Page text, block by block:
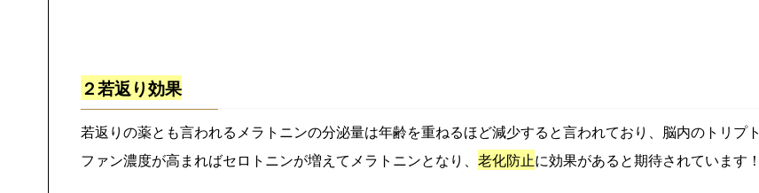
２若返り効果
若返りの薬とも言われるメラトニンの分泌量は年齢を重ねるほど減少すると言われており、脳内のトリプト
ファン濃度が高まればセロトニンが増えてメラトニンとなり、 老化防止に効果があると期待されています！